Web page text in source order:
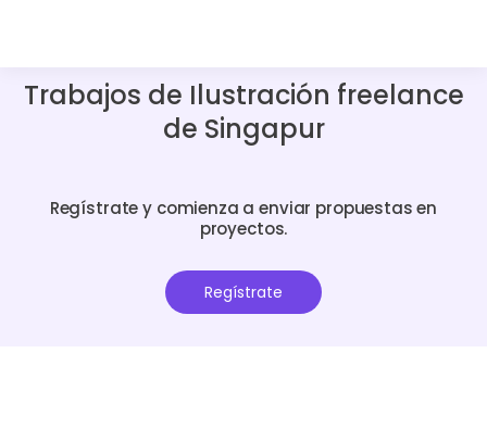
Trabajos de Ilustración freelance
de Singapur
Regístrate y comienza a enviar propuestas en
proyectos.
Regístrate